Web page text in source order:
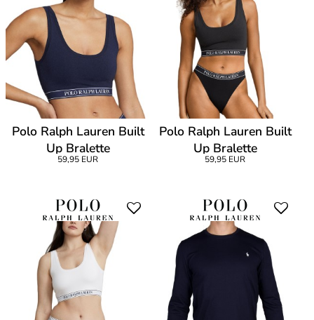
Polo Ralph Lauren Built
Up Bralette
59,95 EUR
Polo Ralph Lauren Built
Up Bralette
59,95 EUR